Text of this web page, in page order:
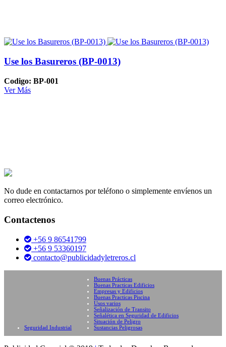
Use los Basureros (BP-0013)
Codigo: BP-001
Ver Más
No dude en contactarnos por teléfono o simplemente envíenos un
correo electrónico.
Contactenos
+56 9 86541799
+56 9 53360197
contacto@publicidadyletreros.cl
Seguridad Industrial
Buenas Prácticas
Buenas Practicas Edificios
Empresas y Edificios
Buenas Practicas Piscina
Usos varios
Señalización de Transito
Señalética en Seguridad de Edificios
Situación de Peligro
Sustancias Peligrosas